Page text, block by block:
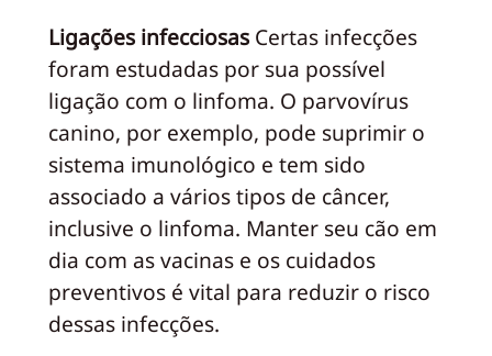
Ligações infecciosasCertas infecções
foram estudadas por sua possível
ligação com o linfoma. O parvovírus
canino, por exemplo, pode suprimir o
sistema imunológico e tem sido
associado a vários tipos de câncer,
inclusive o linfoma. Manter seu cão em
dia com as vacinas e os cuidados
preventivos é vital para reduzir o risco
dessas infecções.